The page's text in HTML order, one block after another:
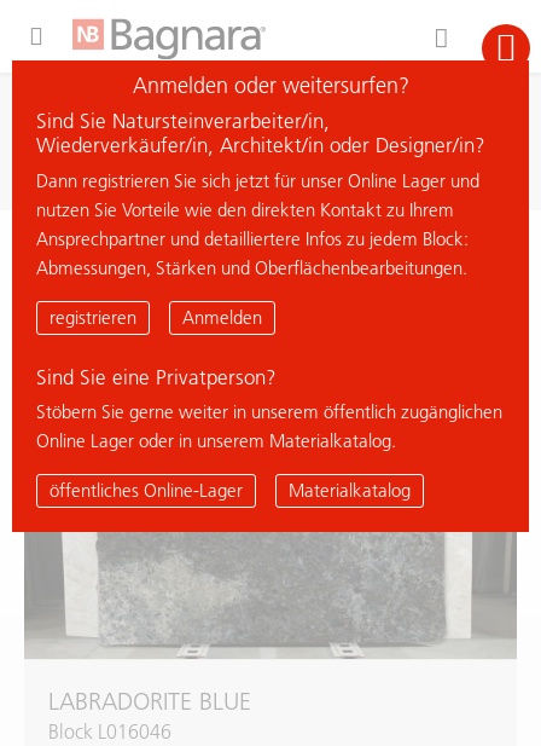
Material suchen
< zurück zur Übersicht
LABRADORITE BLUE
LABRADORITE BLUE
Block L016046
Anmelden oder weitersurfen?
Sind Sie Natursteinverarbeiter/in,
Wiederverkäufer/in, Architekt/in oder Designer/in?
Dann registrieren Sie sich jetzt für unser Online Lager und
nutzen Sie Vorteile wie den direkten Kontakt zu Ihrem
Ansprechpartner und detailliertere Infos zu jedem Block:
Abmessungen, Stärken und Oberflächenbearbeitungen.
registrieren Anmelden
Sind Sie eine Privatperson?
Stöbern Sie gerne weiter in unserem öffentlich zugänglichen
Online Lager oder in unserem Materialkatalog.
öffentliches Online-Lager Materialkatalog